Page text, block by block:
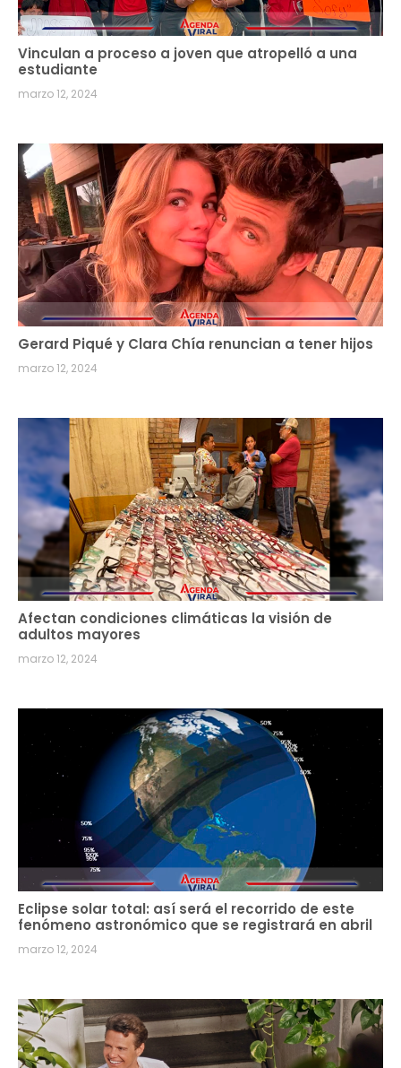
Vinculan a proceso a joven que atropelló a una
estudiante
marzo 12, 2024
Gerard Piqué y Clara Chía renuncian a tener hijos
marzo 12, 2024
Afectan condiciones climáticas la visión de
adultos mayores
marzo 12, 2024
Eclipse solar total: así será el recorrido de este
fenómeno astronómico que se registrará en abril
marzo 12, 2024